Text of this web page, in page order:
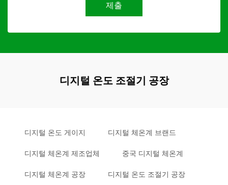
제출
디지털 온도 조절기 공장
디지털 온도 게이지 디지털 체온계 브랜드
디지털 체온계 제조업체 중국 디지털 체온계
디지털 체온계 공장 디지털 온도 조절기 공장